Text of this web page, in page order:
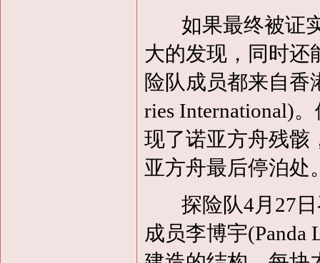
如果最终被证
大的发现，同时还
险队成员都来自香
ries International)
现了诺亚方舟残骸
亚方舟最后停泊处
探险队4月27日
成员李博宇(Panda